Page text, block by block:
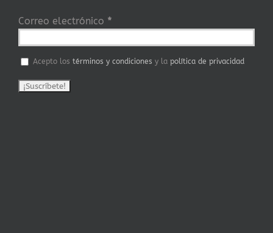
Correo electrónico *
Acepto los términos y condiciones y la política de privacidad